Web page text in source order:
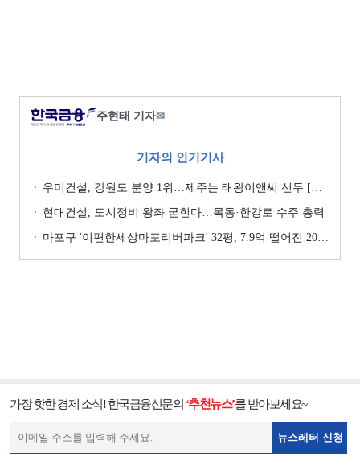
주현태 기자✉
기자의 인기기사
우미건설, 강원도 분양 1위…제주는 태왕이앤씨 선두 [이 지역 분양왕-강원·제주]
현대건설, 도시정비 왕좌 굳힌다…목동·한강로 수주 총력
마포구 '이편한세상마포리버파크' 32평, 7.9억 떨어진 20.4억원에 거래 [일일 하락가]
가장 핫한 경제 소식! 한국금융신문의 ‘추천뉴스’를 받아보세요~
뉴스레터 신청